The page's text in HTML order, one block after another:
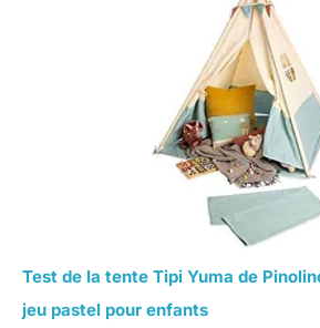
Test de la tente Tipi Yuma de
jeu pastel pour enfants